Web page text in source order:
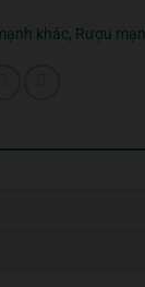
khác, Rượu